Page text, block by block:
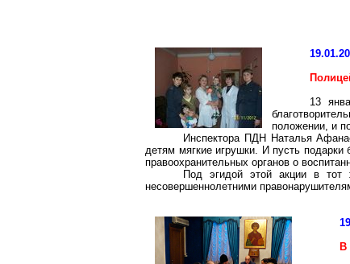
13
положении, и
Инспектора ПДН Наталья
детям мягкие игрушки. И пусть
правоохранительных органов о
Под эгидой этой акции в тот
несовершеннолетними
В